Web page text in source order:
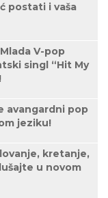
postati i vaša
V-pop
singl “Hit My
avangardni pop
jeziku!
kretanje,
u novom